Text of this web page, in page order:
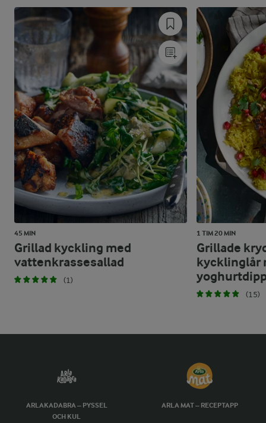
45 MIN
Grillad kyckling med
vattenkrassesallad
(1)
1 TIM 20 MIN
Grillade
kycklinglår
(15)
ARLAKADABRA – PYSSEL
OCH KUL
ARLA MAT – RECEPTAPP